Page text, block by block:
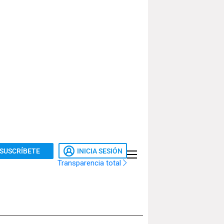
SUSCRÍBETE INICIA SESIÓN
Transparencia total